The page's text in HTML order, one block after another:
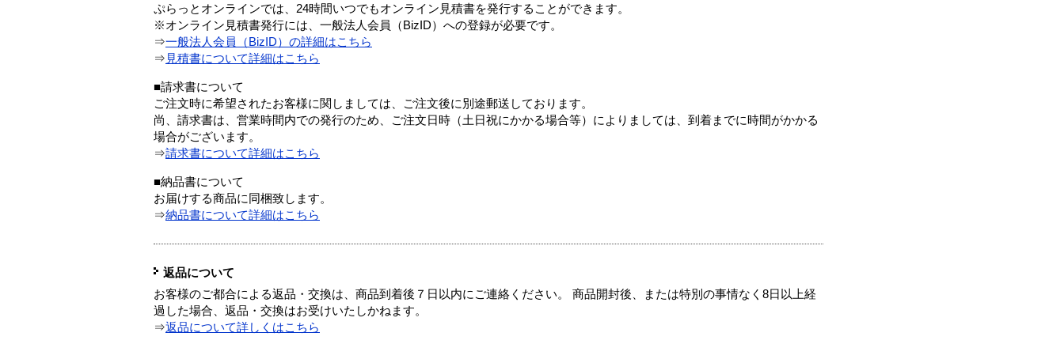
ぷらっとオンラインでは、24時間いつでもオンライン見積書を発行することができます。
※オンライン見積書発行には、一般法人会員（BizID）への登録が必要です。
⇒一般法人会員（BizID）の詳細はこちら
⇒ 見積書について詳細はこちら
■請求書について
ご注文時に希望されたお客様に関しましては、ご注文後に別途郵送しております。
尚、請求書は、営業時間内での発行のため、ご注文日時（土日祝にかかる場合等）によりましては、到着までに時間がかかる
場合がございます。
⇒請求書について詳細はこちら
■納品書について
お届けする商品に同梱致します。
⇒納品書について詳細はこちら
返品について
お客様のご都合による返品・交換は、商品到着後７日以内にご連絡ください。 商品開封後、または特別の事情なく8日以上経
過した場合、返品・交換はお受けいたしかねます。
⇒返品について詳しくはこちら